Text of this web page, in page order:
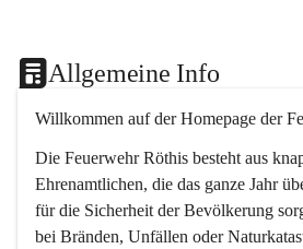
Allgemeine Info
Willkommen auf der Homepage der
Die Feuerwehr Röthis besteht aus
Ehrenamtlichen, die das ganze Jahr
für die Sicherheit der Bevölkerung
bei Bränden, Unfällen oder